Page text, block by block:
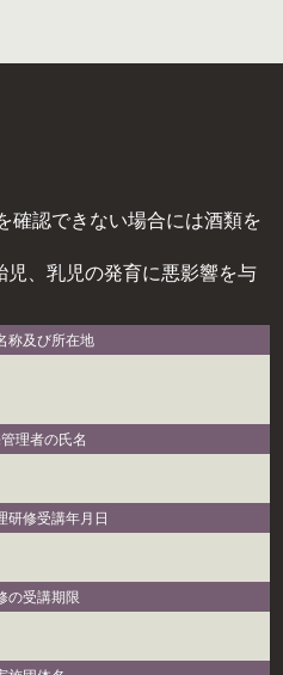
確認できない場合には酒類を
、乳児の発育に悪影響を与
称及び所在地
理者の氏名
研修受講年月日
の受講期限